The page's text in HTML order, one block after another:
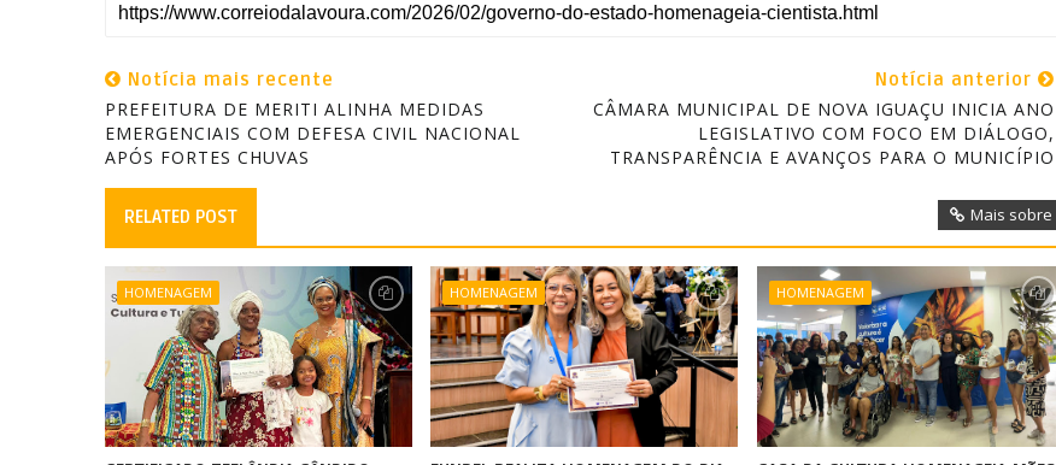
Notícia mais recente
PREFEITURA DE MERITI ALINHA MEDIDAS
EMERGENCIAIS COM DEFESA CIVIL NACIONAL
APÓS FORTES CHUVAS
Notícia anterior
CÂMARA MUNICIPAL DE NOVA IGUAÇU INICIA ANO
LEGISLATIVO COM FOCO EM DIÁLOGO,
TRANSPARÊNCIA E AVANÇOS PARA O MUNICÍPIO
RELATED POST Mais sobre
HOMENAGEM HOMENAGEM HOMENAGEM